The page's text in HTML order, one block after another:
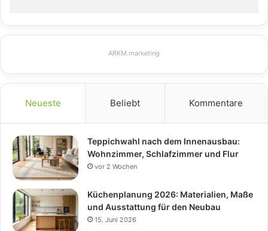
ARKM.marketing
Neueste Beliebt Kommentare
Teppichwahl nach dem Innenausbau:
Wohnzimmer, Schlafzimmer und Flur
vor 2 Wochen
Küchenplanung 2026: Materialien, Maße
und Ausstattung für den Neubau
15. Juni 2026